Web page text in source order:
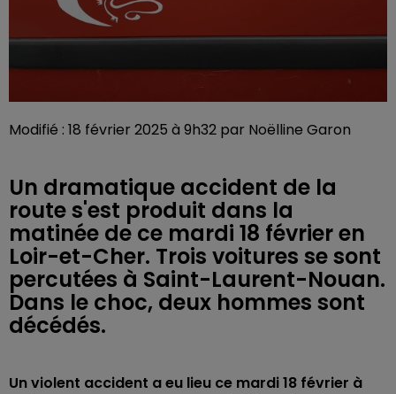
Modifié : 18 février 2025 à 9h32 par Noëlline Garon
Un dramatique accident de la
route s'est produit dans la
matinée de ce mardi 18 février en
Loir-et-Cher. Trois voitures se sont
percutées à Saint-Laurent-Nouan.
Dans le choc, deux hommes sont
décédés.
Un violent accident a eu lieu ce mardi 18 février à